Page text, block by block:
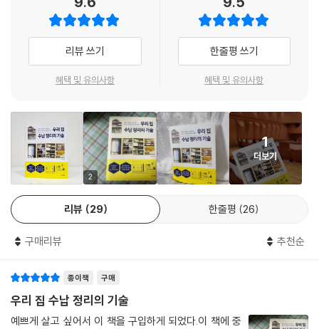
살림을 오래 해온 우리 엄마들에게도, 이제 신혼살림을 막 시작하는 부부
에게도, 아름다운 나만의 독립 공간을 꿈꾸는 청춘들에게도 살림의 기준이
되는 지침서가 되기를 바라봅니다.
2020년, 정리하기 딱 좋은 날에
오랜 시간 인테리어를 해 오면서 인테리어의 시작은 비움이라는 말을 자주
서라는 말이 처음에는 딱딱하게 느껴질 수 있지만 그 옛날 수학의 정석처
럼 이 책 한 권이면 정리의 정석을 알게 될 것 입니다. 망설이고 고민하는
순간 한 걸음 늦어질 뿐 입니다. 최고의 인테리어는 정리라는 것을 실현할
수 있는 그 답이 이 안에 있습니다.
-노진선 (인테리어 디자이너)
결혼 10년차지만 집안 정리 방법은 새댁 수준인 저에게.
친정 엄마도 알려 주지 못한 정리 방법과 노하우를 배울 수 있는 책.
우리가 머무는 공간을 빛나게 해 줄 거예요
-김정은 (인플루언서)
를 바라며, 항상 응원합니다.
- 유소연 (퀸즈정리수납 대표)
리뷰 쓰기
혜택 및 유의사항
한줄평 쓰기
혜택 및 유의사항
2
1
더보기
리뷰 29 한줄평 26
구매리뷰 추천순
종이책 구매
우리 집 수납 정리의 기술
예쁘게 살고 싶어서 이 책을 구입하게 되었다.이 책에 중